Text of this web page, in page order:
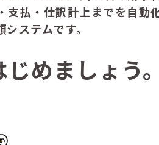
払・仕訳計上までを自動
ステムです。
めましょう。